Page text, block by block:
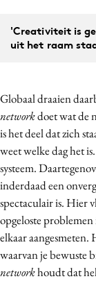
'Creativiteit is
uit het raam
Globaal draaien
networkdoet wat de
is het deel dat zich
weet welke dag het
systeem.
inderdaad een
spectaculair is. Hier
opgeloste
elkaar
waarvan je bewuste
networkhoudt dat